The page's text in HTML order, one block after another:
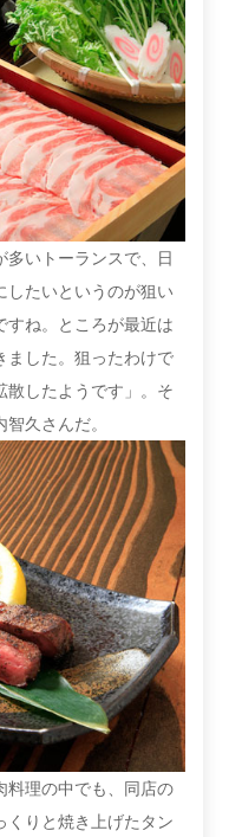
多いトーランスで、日
したいというのが狙い
すね。ところが最近は
ました。狙ったわけで
散したようです」。そ
久さんだ。
料理の中でも、同店の
くりと焼き上げたタン